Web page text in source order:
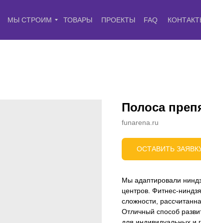
МЫ СТРОИМ ТОВАРЫ ПРОЕКТЫ FAQ
Полоса
funarena.ru
ОСТАВИТЬ
Мы адаптировали
центров. Фитнес-
сложности,
Отличный способ